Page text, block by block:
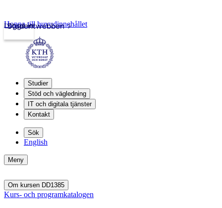
Studentwebben
Logga in
Hoppa till huvudinnehållet
Studier
Stöd och vägledning
IT och digitala tjänster
Kontakt
Sök
English
Meny
Om kursen DD1385
Kurs- och programkatalogen